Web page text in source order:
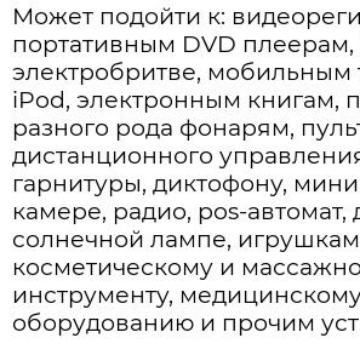
Может подойти к:
портативным DVD плеерам,
электробритве, мобильным
iPod, электронным книгам,
разного рода фонарям,
дистанционного
гарнитуры, диктофону,
камере, радио, pos-автомат,
солнечной лампе,
косметическому и
инструменту,
оборудованию и прочим